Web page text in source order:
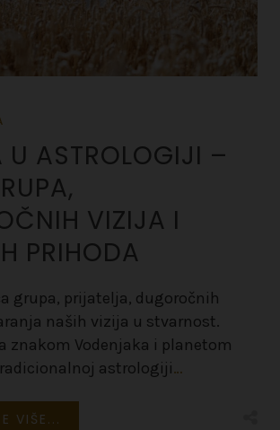
U ASTROLOGIJI –
VIZIJA I
PRIHODA
grupa, prijatelja, dugoročnih
naših vizija u stvarnost.
znakom Vodenjaka i planetom
astrologiji…
VIŠE...